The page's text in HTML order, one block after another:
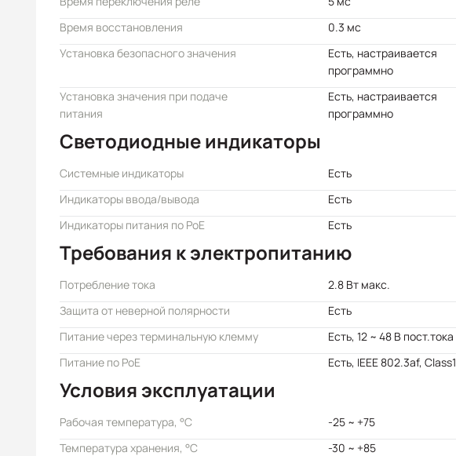
Время восстановления
0.3 мс
Установка безопасного значения
Есть, настраивается
программно
Установка значения при подаче
питания
Есть, настраивается
программно
Светодиодные индикаторы
Системные индикаторы
Есть
Индикаторы ввода/вывода
Есть
Индикаторы питания по PoE
Есть
Требования к электропитанию
Потребление тока
2.8 Вт макс.
Защита от неверной полярности
Есть
Питание через терминальную клемму
Есть, 12 ~ 48 В пост.тока
Питание по PoE
Есть, IEEE 802.3af, Class1
Условия эксплуатации
Рабочая температура, °C
-25 ~ +75
Температура хранения, °C
-30 ~ +85